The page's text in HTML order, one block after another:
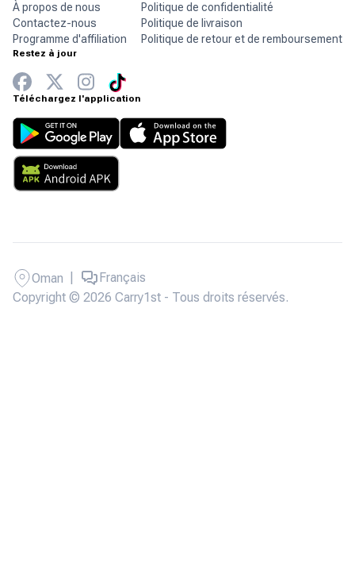
À propos de nous
Contactez-nous
Programme d'affiliation
Politique de confidentialité
Politique de livraison
Politique de retour et de remboursement
Restez à jour
Téléchargez l'application
Copyright © 2026 Carry1st - Tous droits réservés.
Oman Français